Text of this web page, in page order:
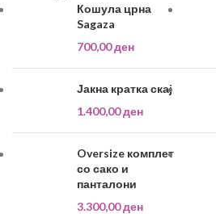
Кошула црна
Sagaza
700,00ден
Јакна кратка скај
1.400,00ден
Oversize комплет
со сако и
панталони
3.300,00ден